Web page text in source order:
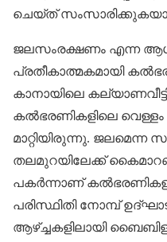
ചെയ്ത്
ജലസംരക്ഷണം എന്ന
പ്രതീകാത്മകമായി
കാനായിലെ
കൽഭരണികളിലെ
മാറ്റിയിരുന്നു. ജലമെന്ന
തലമുറയിലേക്ക്
പകർന്നാണ്
പരിസ്ഥിതി നോമ്പ്
ആഴ്ച്ചകളിലായി